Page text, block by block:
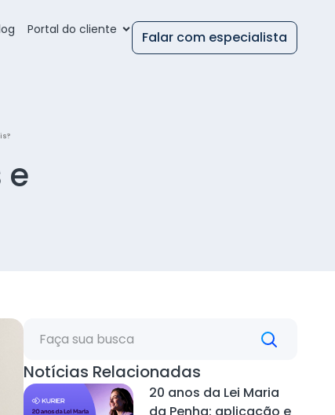
Portal do cliente Falar com especialista
e
Notícias Relacionadas
20 anos da Lei Maria